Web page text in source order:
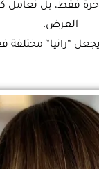
فقط، بل نعامل
العرض.
“رانيا” مختلفة